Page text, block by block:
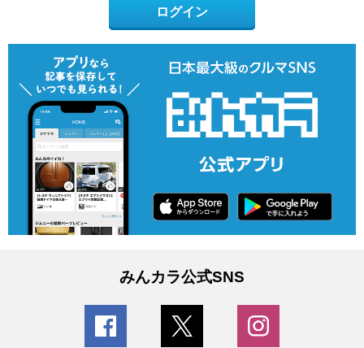
ログイン
みんカラ公式SNS